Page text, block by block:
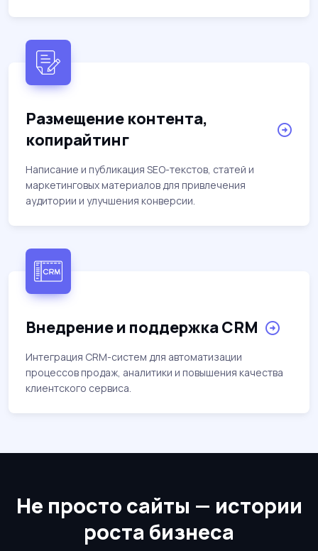
Размещение контента,
копирайтинг
Написание и публикация SEO-текстов, статей и
маркетинговых материалов для привлечения
аудитории и улучшения конверсии.
Внедрение и поддержка CRM
Интеграция CRM-систем для автоматизации
процессов продаж, аналитики и повышения качества
клиентского сервиса.
Не просто сайты — истории
роста бизнеса